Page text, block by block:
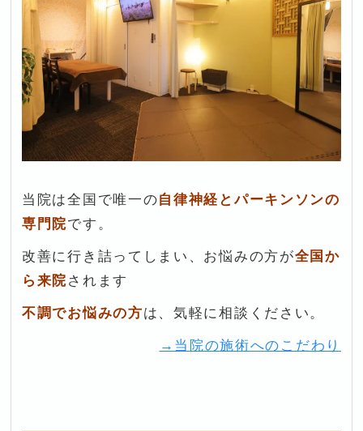
当院は全国で唯一の自律神経とパーキンソンの
専門院です。
改善に行き詰ってしまい、お悩みの方が全国か
ら来院されます
不調でお悩みの方は、気軽に相談ください。
→当院の施術へのこだわり